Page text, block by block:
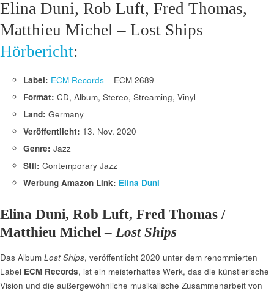
Elina Duni, Rob Luft, Fred Thomas,
Matthieu Michel – Lost Ships
Hörbericht:
Label: ECM Records – ECM 2689
Format: CD, Album, Stereo, Streaming, Vinyl
Land: Germany
Veröffentlicht: 13. Nov. 2020
Genre: Jazz
Stil: Contemporary Jazz
Werbung Amazon Link: Elina Duni
Elina Duni, Rob Luft, Fred Thomas /
Matthieu Michel – Lost Ships
Das Album Lost Ships, veröffentlicht 2020 unter dem renommierten
Label ECM Records, ist ein meisterhaftes Werk, das die künstlerische
Vision und die außergewöhnliche musikalische Zusammenarbeit von